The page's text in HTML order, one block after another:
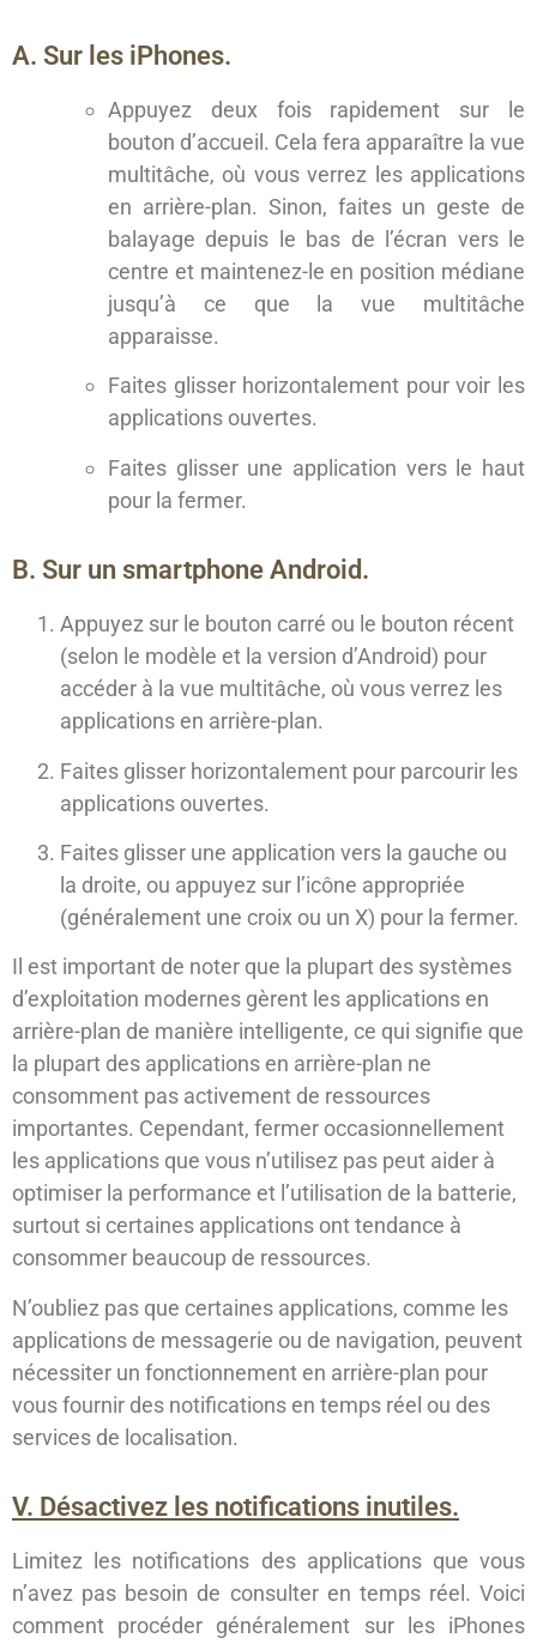
A. Sur les iPhones.
Appuyez deux fois rapidement sur le
bouton d’accueil. Cela fera apparaître la vue
multitâche, où vous verrez les applications
en arrière-plan. Sinon, faites un geste de
balayage depuis le bas de l’écran vers le
centre et maintenez-le en position médiane
jusqu’à ce que la vue multitâche
apparaisse.
Faites glisser horizontalement pour voir les
applications ouvertes.
Faites glisser une application vers le haut
pour la fermer.
B. Sur un smartphone Android.
Appuyez sur le bouton carré ou le bouton récent
(selon le modèle et la version d’Android) pour
accéder à la vue multitâche, où vous verrez les
applications en arrière-plan.
Faites glisser horizontalement pour parcourir les
applications ouvertes.
Faites glisser une application vers la gauche ou
la droite, ou appuyez sur l’icône appropriée
(généralement une croix ou un X) pour la fermer.
Il est important de noter que la plupart des systèmes
d’exploitation modernes gèrent les applications en
arrière-plan de manière intelligente, ce qui signifie que
la plupart des applications en arrière-plan ne
consomment pas activement de ressources
importantes. Cependant, fermer occasionnellement
les applications que vous n’utilisez pas peut aider à
optimiser la performance et l’utilisation de la batterie,
surtout si certaines applications ont tendance à
consommer beaucoup de ressources.
N’oubliez pas que certaines applications, comme les
applications de messagerie ou de navigation, peuvent
nécessiter un fonctionnement en arrière-plan pour
vous fournir des notifications en temps réel ou des
services de localisation.
V. Désactivez les notifications inutiles.
Limitez les notifications des applications que vous
n’avez pas besoin de consulter en temps réel. Voici
comment procéder généralement sur les iPhones